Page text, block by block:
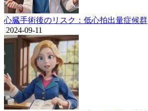
心臓手術後のリスク：低心拍出量症候群
2024-09-11